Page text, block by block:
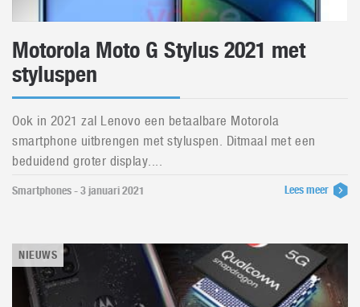
Motorola Moto G Stylus 2021 met
styluspen
Ook in 2021 zal Lenovo een betaalbare Motorola
smartphone uitbrengen met styluspen. Ditmaal met een
beduidend groter display....
Smartphones - 3 januari 2021 Lees meer
NIEUWS